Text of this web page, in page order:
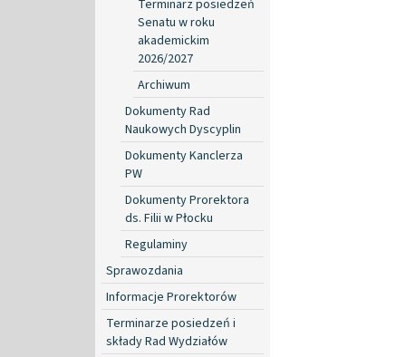
Terminarz posiedzeń
Senatu w roku
akademickim
2026/2027
Archiwum
Dokumenty Rad
Naukowych Dyscyplin
Dokumenty Kanclerza
PW
Dokumenty Prorektora
ds. Filii w Płocku
Regulaminy
Sprawozdania
Informacje Prorektorów
Terminarze posiedzeń i
składy Rad Wydziałów